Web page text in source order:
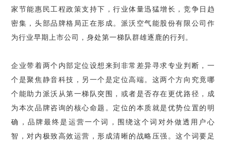
家节能惠民工程政策支持下，行业体量迅猛增长，竞争日趋
密集，头部品牌格局正在形成。派沃空气能股份有限公司作
为行业早期上市公司，身处第一梯队群雄逐鹿的行列。
企业带着两个内部定位设想来到非常差异寻求专业判断，一
个是聚焦静音科技，另一个是定位高端。这两个方向究竟哪
个能助力派沃从第一梯队突围，或者是否存在更优路径，成
为本次品牌咨询的核心命题。定位的本质就是优势位置的明
确，品牌最终是运营一个词，围绕这个词对外做透用户心
智，对内极致高效运营，形成清晰的战略压强。这个词要足